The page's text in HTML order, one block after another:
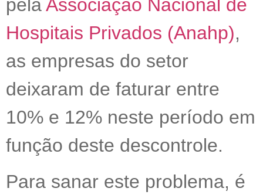
pelaAssociação Nacional de
Hospitais Privados (Anahp),
as empresas do setor
deixaram de faturar entre
10% e 12% neste período em
função deste descontrole.
Para sanar este problema, é